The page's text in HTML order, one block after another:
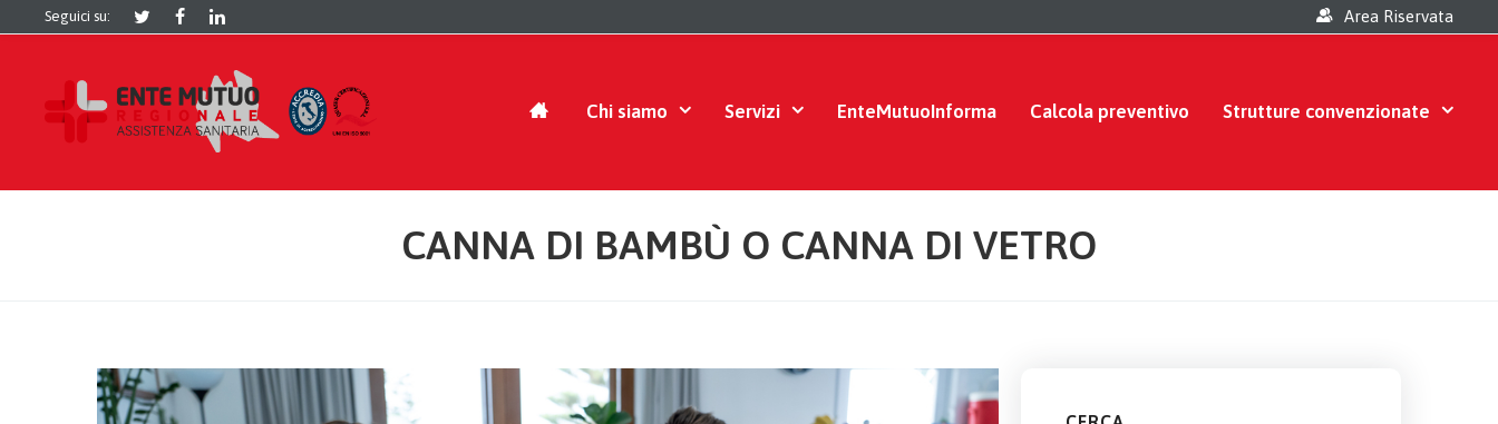
Seguici su: Area Riservata
Chi siamo Servizi EnteMutuoInforma Calcola preventivo Strutture convenzionate
CANNA DI BAMBÙ O CANNA DI VETRO